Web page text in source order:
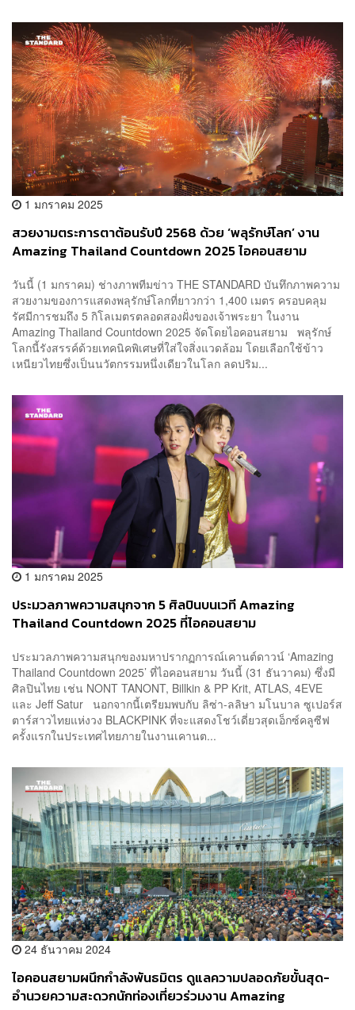
1 มกราคม 2025
สวยงามตระการตาต้อนรับปี 2568 ด้วย ‘พลุรักษ์โลก’ งาน
Amazing Thailand Countdown 2025 ไอคอนสยาม
วันนี้ (1 มกราคม) ช่างภาพทีมข่าว THE STANDARD บันทึกภาพความ
สวยงามของการแสดงพลุรักษ์โลกที่ยาวกว่า 1,400 เมตร ครอบคลุม
รัศมีการชมถึง 5 กิโลเมตรตลอดสองฝั่งของเจ้าพระยา ในงาน
Amazing Thailand Countdown 2025 จัดโดยไอคอนสยาม พลุรักษ์
โลกนี้รังสรรค์ด้วยเทคนิคพิเศษที่ใส่ใจสิ่งแวดล้อม โดยเลือกใช้ข้าว
เหนียวไทยซึ่งเป็นนวัตกรรมหนึ่งเดียวในโลก ลดปริม...
1 มกราคม 2025
ประมวลภาพความสนุกจาก 5 ศิลปินบนเวที Amazing
Thailand Countdown 2025 ที่ไอคอนสยาม
ประมวลภาพความสนุกของมหาปรากฏการณ์เคานต์ดาวน์ ‘Amazing
Thailand Countdown 2025’ ที่ไอคอนสยาม วันนี้ (31 ธันวาคม) ซึ่งมี
ศิลปินไทย เช่น NONT TANONT, Billkin & PP Krit, ATLAS, 4EVE
และ Jeff Satur นอกจากนี้เตรียมพบกับ ลิซ่า-ลลิษา มโนบาล ซูเปอร์ส
ตาร์สาวไทยแห่งวง BLACKPINK ที่จะแสดงโชว์เดี่ยวสุดเอ็กซ์คลูซีฟ
ครั้งแรกในประเทศไทยภายในงานเคานต...
24 ธันวาคม 2024
ไอคอนสยามผนึกกำลังพันธมิตร ดูแลความปลอดภัยขั้นสุด-
อำนวยความสะดวกนักท่องเที่ยวร่วมงาน Amazing